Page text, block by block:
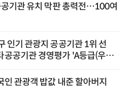
기관 유치 막판 총력전…100여
인기 관광지 공공기관 1위 선
공기관 경영평가 'A등급(우수)'
인 관광객 밥값 내준 할아버지